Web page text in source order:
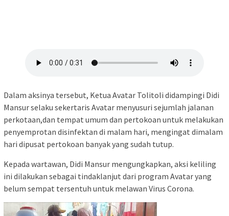
Dalam aksinya tersebut, Ketua Avatar Tolitoli didampingi Didi
Mansur selaku sekertaris Avatar menyusuri sejumlah jalanan
perkotaan,dan tempat umum dan pertokoan untuk melakukan
penyemprotan disinfektan di malam hari, mengingat dimalam
hari dipusat pertokoan banyak yang sudah tutup.
Kepada wartawan, Didi Mansur mengungkapkan, aksi keliling
ini dilakukan sebagai tindaklanjut dari program Avatar yang
belum sempat tersentuh untuk melawan Virus Corona.